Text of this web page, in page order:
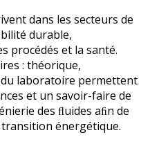
dans les secteurs de
durable,
procédés et la santé.
: théorique,
laboratoire permettent
et un savoir-faire de
des ﬂuides aﬁn de
énergétique.